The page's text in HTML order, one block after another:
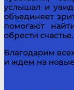
услышал и
объединяет
помогают
обрести счастье.
Благодарим
и ждем на